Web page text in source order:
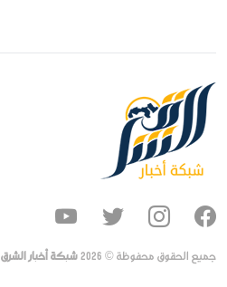
جميع الحقوق محفوظة © 2026شبكة أخبار الشرق